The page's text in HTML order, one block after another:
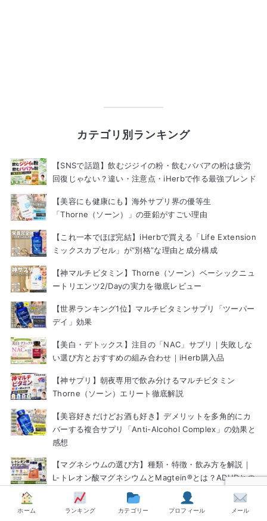
カテゴリ別ランキング
【SNSで話題】飲むジジイの粉・飲むババアの粉は疲労
回復じゃない？違い・注意点・iHerbで作る最強ブレンド
【美容にも健康にも】海外サプリ界の優等生
「Thorne（ソーン）」の亜鉛がすごい理由
【これ一本でほぼ完結】iHerbで買える「Life Extension
ミックスカプセル」が“別格”な理由と成分構成
【神マルチビタミン】Thorne（ソーン）ベーシックニュ
ートリエンツ2/Dayの実力を徹底レビュー
【世界ランキング1位】マルチビタミンサプリ「ツーパー
デイ」効果
【美白・デトックス】注目の「NAC」サプリ｜失敗しな
い選び方とおすすめの組み合わせ｜iHerb購入品
【神サプリ】朝夜専用で飲み分けるマルチビタミン
Thorne（ソーン）エリート徹底解説
【美容好きだけどお酒も好き】デメリットを多角的にカ
バーする複合サプリ「Anti-Alcohol Complex」の効果と
感想
【マグネシウムの選び方】種類・特徴・飲み方を解説｜
L-トレオン酸マグネシウムとMagtein®とは？ADHDとの
ホーム ランキング カテゴリー プロフィール メール